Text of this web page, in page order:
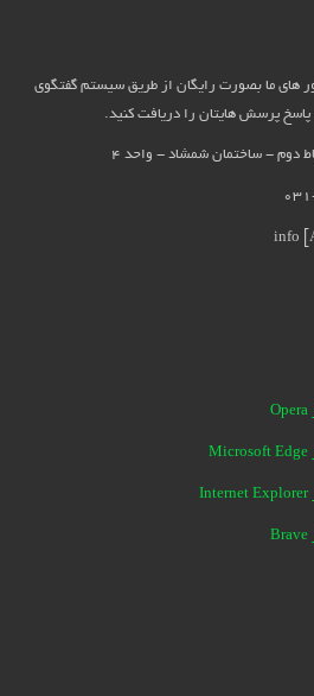
های ما بصورت رایگان از طریق سیستم گفتگوی
پاسخ پرسش هایتان را دریافت کنید.
دوم - ساختمان شمشاد - واحد 4